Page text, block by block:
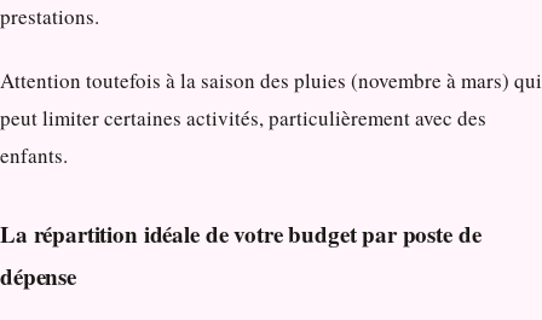
prestations.
Attention toutefois à la saison des pluies (novembre à mars) qui
peut limiter certaines activités, particulièrement avec des
enfants.
La répartition idéale de votre budget par poste de
dépense